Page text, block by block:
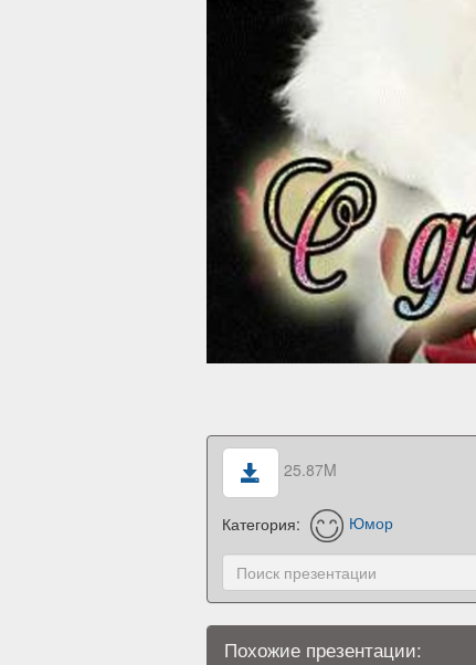
25.87M
Категория: Юмор
Похожие презентации: